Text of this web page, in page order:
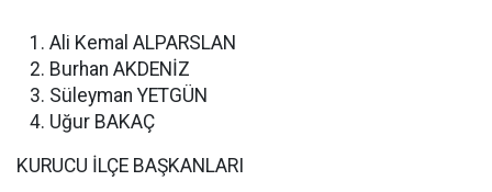
Ali Kemal ALPARSLAN
Burhan AKDENİZ
Süleyman YETGÜN
Uğur BAKAÇ
KURUCU İLÇE BAŞKANLARI